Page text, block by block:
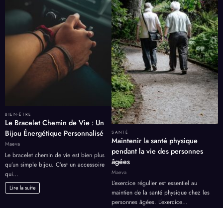
BIEN-ÊTRE
Le Bracelet Chemin de Vie : Un
Bijou Énergétique Personnalisé
Maeva
Le bracelet chemin de vie est bien plus
qu’un simple bijou. C’est un accessoire
qui…
Lire la suite
SANTÉ
Maintenir la santé physique
pendant la vie des personnes
âgées
Maeva
L’exercice régulier est essentiel au
maintien de la santé physique chez les
personnes âgées. L’exercice…